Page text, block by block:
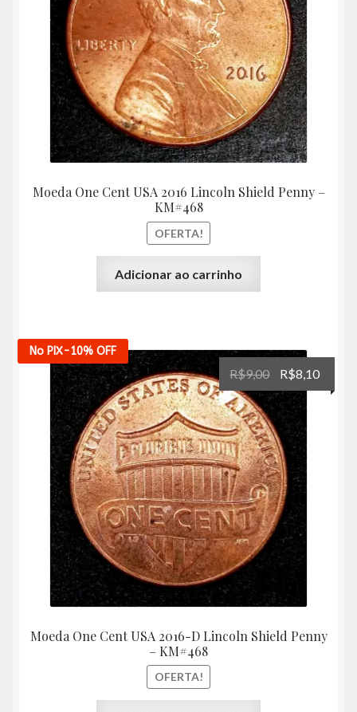
Moeda One Cent USA 2016 Lincoln Shield Penny –
KM#468
OFERTA!
R$10,00.
Adicionar ao carrinho
No PIX-10% OFF
Moeda One Cent USA 2016-D Lincoln Shield Penny
– KM#468
OFERTA!
R$9,00
O
preço
original
era:
R$9,00.
R$8,10O
preço